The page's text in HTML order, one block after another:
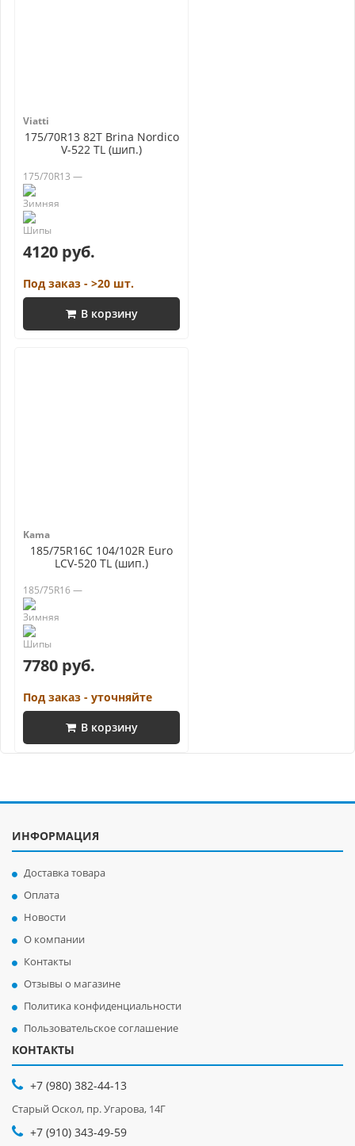
Viatti
175/70R13 82T Brina Nordico
V-522 TL (шип.)
175/70R13 —
4120 руб.
Под заказ - >20 шт.
В корзину
Kama
185/75R16C 104/102R Euro
LCV-520 TL (шип.)
185/75R16 —
7780 руб.
Под заказ - уточняйте
В корзину
ИНФОРМАЦИЯ
Доставка товара
Оплата
Новости
О компании
Контакты
Отзывы о магазине
Политика конфиденциальности
Пользовательское соглашение
КОНТАКТЫ
+7 (980) 382-44-13
Старый Оскол, пр. Угарова, 14Г
+7 (910) 343-49-59